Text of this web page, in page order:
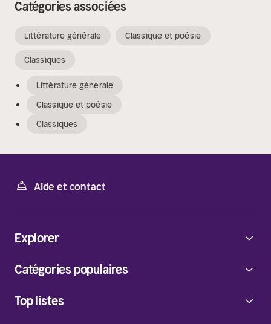
Catégories associées
Littérature générale Classique et poésie
Classiques
Littérature générale
Classique et poésie
Classiques
Aide et contact
Explorer
Catégories populaires
Top listes